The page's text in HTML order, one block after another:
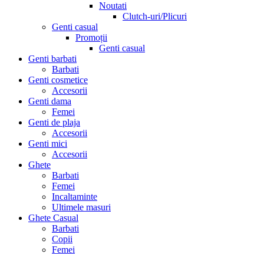
Noutati
Clutch-uri/Plicuri
Genti casual
Promoții
Genti casual
Genti barbati
Barbati
Genti cosmetice
Accesorii
Genti dama
Femei
Genti de plaja
Accesorii
Genti mici
Accesorii
Ghete
Barbati
Femei
Incaltaminte
Ultimele masuri
Ghete Casual
Barbati
Copii
Femei